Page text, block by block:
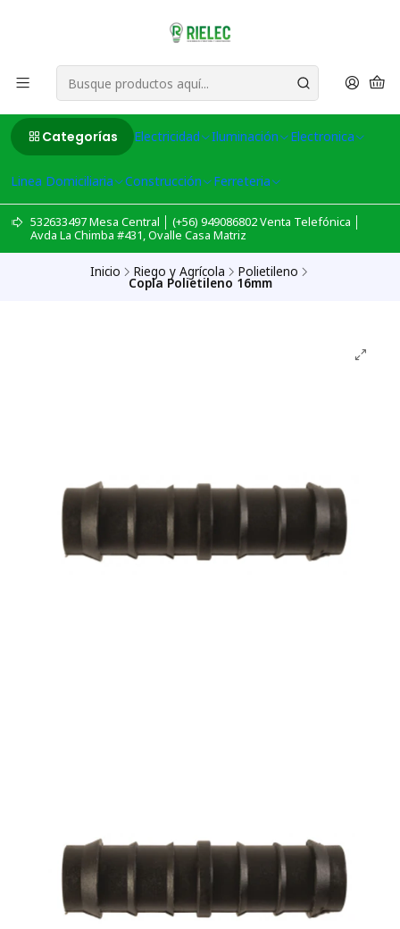
Categorías Electricidad Iluminación Electronica
Linea Domiciliaria Construcción Ferreteria
532633497 Mesa Central │ (+56) 949086802 Venta Telefónica │
Avda La Chimba #431, Ovalle Casa Matriz
Inicio Riego y Agrícola Polietileno
Copla Polietileno 16mm